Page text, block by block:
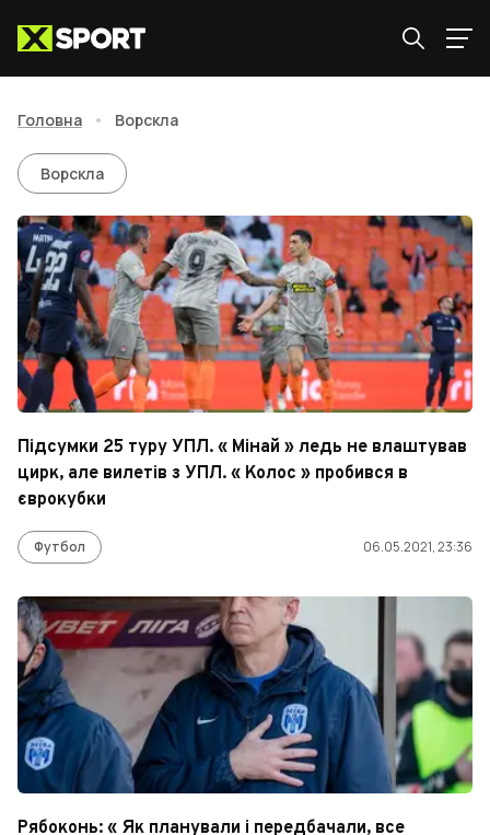
Головна • Ворскла
Ворскла
Ворскла
Підсумки 25 туру УПЛ. « Мінай » ледь не влаштував
цирк, але вилетів з УПЛ. « Колос » пробився в
єврокубки
Футбол 06.05.2021, 23:36
Рябоконь: « Як планували і передбачали, все